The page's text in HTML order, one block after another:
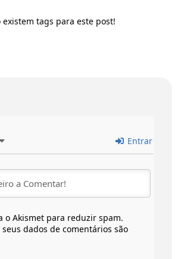
existem tags para este post!
Entrar
o Akismet para reduzir spam.
dados de comentários são